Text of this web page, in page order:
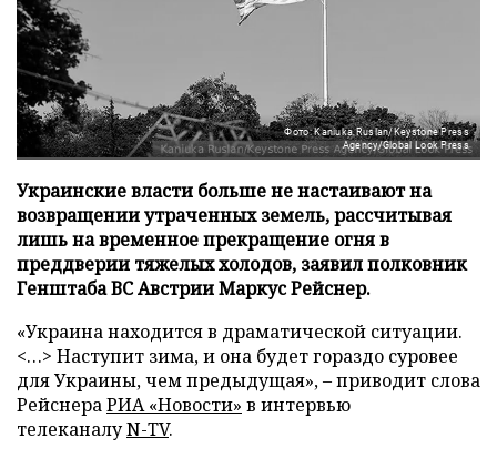
Фото: Kaniuka Ruslan/Keystone Press
Agency/Global Look Press
Украинские власти больше не настаивают на
возвращении утраченных земель, рассчитывая
лишь на временное прекращение огня в
преддверии тяжелых холодов, заявил полковник
Генштаба ВС Австрии Маркус Рейснер.
«Украина находится в драматической ситуации.
<…> Наступит зима, и она будет гораздо суровее
для Украины, чем предыдущая», – приводит слова
РейснераРИА «Новости» в интервью
телеканалуN-TV.